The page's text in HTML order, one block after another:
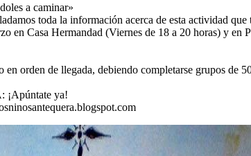
a caminar»
toda la información acerca de esta actividad
en Casa Hermandad (Viernes de 18 a 20 horas) y en
orden de llegada, debiendo completarse grupos de
ya!